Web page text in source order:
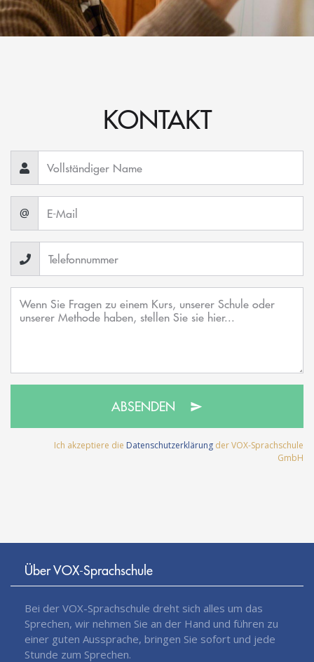
KONTAKT
@
ABSENDEN
Ich akzeptiere die Datenschutzerklärung der VOX-Sprachschule
GmbH
Über VOX-Sprachschule
Bei der VOX-Sprachschule dreht sich alles um das
Sprechen, wir nehmen Sie an der Hand und führen zu
einer guten Aussprache, bringen Sie sofort und jede
Stunde zum Sprechen.